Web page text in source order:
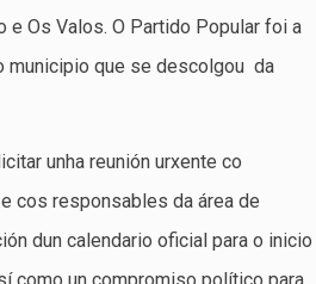
e Os Valos. O Partido Popular foi a
municipio que se descolgou da
unha reunión urxente co
cos responsables da área de
dun calendario oficial para o inicio